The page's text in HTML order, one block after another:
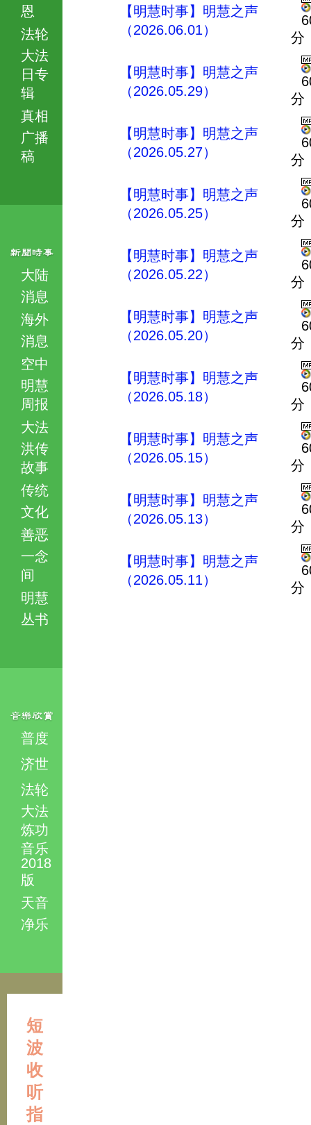
恩
法轮
大法
日专
辑
真相
广播
稿
大陆
消息
海外
消息
空中
明慧
周报
大法
洪传
故事
传统
文化
善恶
一念
间
明慧
丛书
普度
济世
法轮
大法
炼功
音乐
2018
版
天音
净乐
短
波
收
听
指
【明慧时事】明慧之声
（2026.06.01）
分
【明慧时事】明慧之声
（2026.05.29）
分
【明慧时事】明慧之声
（2026.05.27）
分
【明慧时事】明慧之声
（2026.05.25）
分
【明慧时事】明慧之声
（2026.05.22）
分
【明慧时事】明慧之声
（2026.05.20）
分
【明慧时事】明慧之声
（2026.05.18）
分
【明慧时事】明慧之声
（2026.05.15）
分
【明慧时事】明慧之声
（2026.05.13）
分
【明慧时事】明慧之声
（2026.05.11）
分